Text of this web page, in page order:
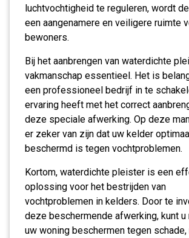
luchtvochtigheid te reguleren, wordt
een aangenamere en veiligere ruimte
bewoners.
Bij het aanbrengen van waterdichte
vakmanschap essentieel. Het is
een professioneel bedrijf in te
ervaring heeft met het correct
deze speciale afwerking. Op deze
er zeker van zijn dat uw kelder
beschermd is tegen vochtproblemen.
Kortom, waterdichte pleister is een
oplossing voor het bestrijden van
vochtproblemen in kelders. Door te
deze beschermende afwerking, kunt u
uw woning beschermen tegen schade,